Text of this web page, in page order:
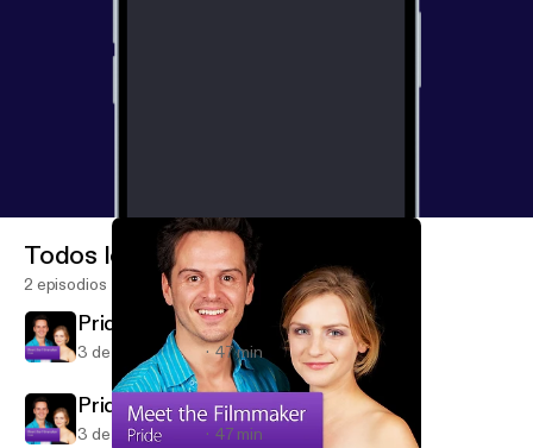
Todos los episodios
2 episodios
Pride: Meet the Filmmaker
3 de sep de 2014 47 min
Pride: Meet the Filmmaker
3 de sep de 2014 47 min